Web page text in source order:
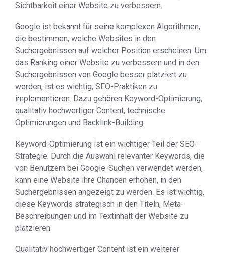
Sichtbarkeit einer Website zu verbessern.
Google ist bekannt für seine komplexen Algorithmen,
die bestimmen, welche Websites in den
Suchergebnissen auf welcher Position erscheinen. Um
das Ranking einer Website zu verbessern und in den
Suchergebnissen von Google besser platziert zu
werden, ist es wichtig, SEO-Praktiken zu
implementieren. Dazu gehören Keyword-Optimierung,
qualitativ hochwertiger Content, technische
Optimierungen und Backlink-Building.
Keyword-Optimierung ist ein wichtiger Teil der SEO-
Strategie. Durch die Auswahl relevanter Keywords, die
von Benutzern bei Google-Suchen verwendet werden,
kann eine Website ihre Chancen erhöhen, in den
Suchergebnissen angezeigt zu werden. Es ist wichtig,
diese Keywords strategisch in den Titeln, Meta-
Beschreibungen und im Textinhalt der Website zu
platzieren.
Qualitativ hochwertiger Content ist ein weiterer